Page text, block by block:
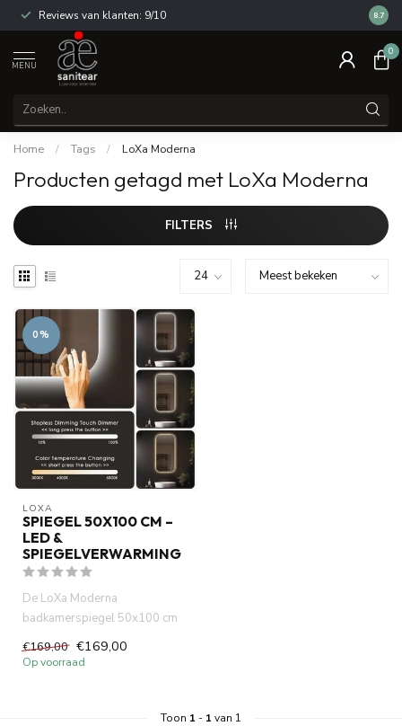
Reviews van klanten: 9/10 14
8.7
MENU
0
Home / Tags / LoXa Moderna
Producten getagd met LoXa Moderna
FILTERS
0%
LOXA
SPIEGEL 50X100 CM –
LED &
SPIEGELVERWARMING
De LoXa Moderna
badkamerspiegel 50x100 cm
combineert een modern
verticaal design...
€169,00 €169,00
Op voorraad
Toon 1 - 1 van 1